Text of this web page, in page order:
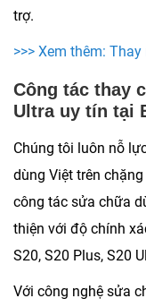
trợ.
>>> Xem thêm:
Công tác thay
Ultra uy tín tại
Chúng tôi luôn nỗ
dùng Việt trên
công tác sửa chữa
thiện với độ chính
S20, S20 Plus, S20
Với công nghệ sửa